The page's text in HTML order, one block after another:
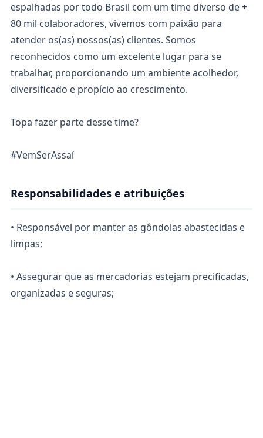
espalhadas por todo Brasil com um time diverso de +
80 mil colaboradores, vivemos com paixão para
atender os(as) nossos(as) clientes. Somos
reconhecidos como um excelente lugar para se
trabalhar, proporcionando um ambiente acolhedor,
diversificado e propício ao crescimento.
Topa fazer parte desse time?
#VemSerAssaí
Responsabilidades e atribuições
• Responsável por manter as gôndolas abastecidas e
limpas;
• Assegurar que as mercadorias estejam precificadas,
organizadas e seguras;